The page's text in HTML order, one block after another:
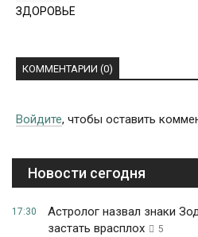
ЗДОРОВЬЕ
КОММЕНТАРИИ (0)
Войдите, чтобы оставить
Новости сегодня
17:30
Астролог назвал знаки
застать врасплох
5